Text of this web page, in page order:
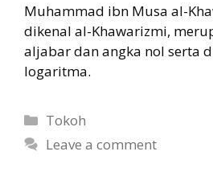
Muhammad ibn Musa al-
dikenal al-Khawarizmi,
aljabar dan angka nol serta
logaritma.
Categories
Tokoh
Leave a comment